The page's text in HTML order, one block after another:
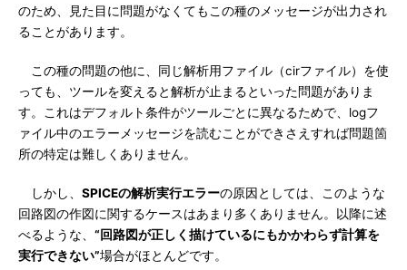
のため、見た目に問題がなくてもこの種のメッセージが出力され
ることがあります。
この種の問題の他に、同じ解析用ファイル（cirファイル）を使
っても、ツールを変えると解析が止まるといった問題がありま
す。これはデフォルト条件がツールごとに異なるためで、logフ
ァイル中のエラーメッセージを読むことができさえすれば問題箇
所の特定は難しくありません。
しかし、 SPICEの解析実行エラーの原因としては、このような
回路図の作図に関するケースはあまり多くありません。以降に述
べるような、 “回路図が正しく描けているにもかかわらず計算を
実行できない”場合がほとんどです。